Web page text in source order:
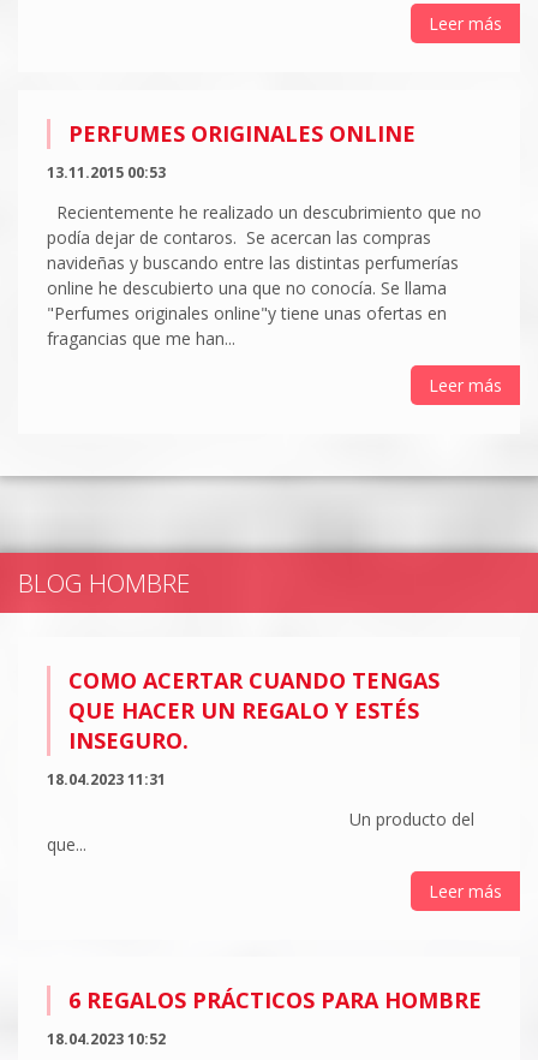
Leer más
PERFUMES ORIGINALES ONLINE
13.11.2015 00:53
Recientemente he realizado un descubrimiento que no
podía dejar de contaros. Se acercan las compras
navideñas y buscando entre las distintas perfumerías
online he descubierto una que no conocía. Se llama
"Perfumes originales online"y tiene unas ofertas en
fragancias que me han...
Leer más
BLOG HOMBRE
COMO ACERTAR CUANDO TENGAS
QUE HACER UN REGALO Y ESTÉS
INSEGURO.
18.04.2023 11:31
Un producto del
que...
Leer más
6 REGALOS PRÁCTICOS PARA HOMBRE
18.04.2023 10:52